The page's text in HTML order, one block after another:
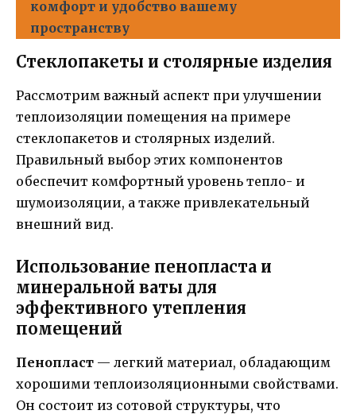
комфорт и удобство вашему
пространству
Стеклопакеты и столярные изделия
Рассмотрим важный аспект при улучшении
теплоизоляции помещения на примере
стеклопакетов и столярных изделий.
Правильный выбор этих компонентов
обеспечит комфортный уровень тепло- и
шумоизоляции, а также привлекательный
внешний вид.
Использование пенопласта и
минеральной ваты для
эффективного утепления
помещений
Пенопласт — легкий материал, обладающим
хорошими теплоизоляционными свойствами.
Он состоит из сотовой структуры, что